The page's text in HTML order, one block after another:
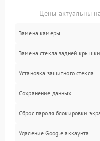
Цены актуальны
Замена камеры
Замена стекла задней крышки
Установка защитного стекла
Сохранение данных
Сброс пароля блокировки
Удаление Google аккаунта